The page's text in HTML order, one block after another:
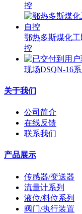
控
鄂热多斯煤化
控
现场DSQN-16
关于我们
公司简介
在线反馈
联系我们
产品展示
传感器/变送器
流量计系列
液位/料位系列
阀门/执行装置